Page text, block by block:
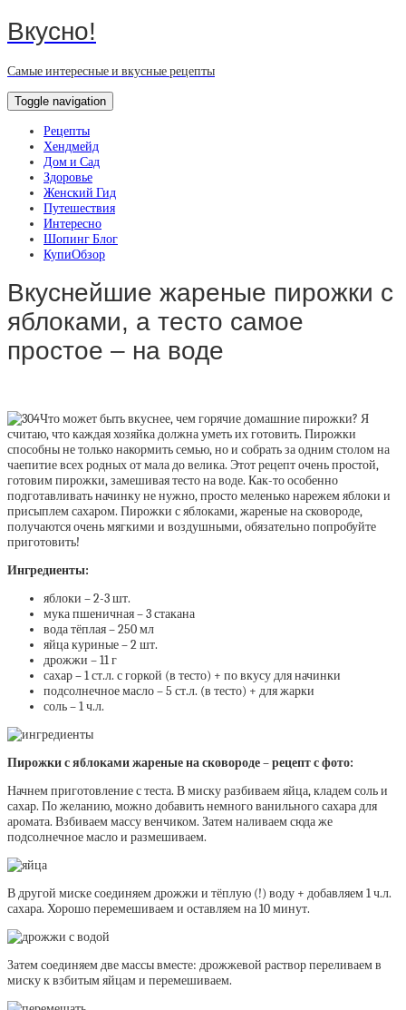
Вкусно!
Самые интересные и вкусные рецепты
Toggle navigation
Рецепты
Хендмейд
Дом и Сад
Здоровье
Женский Гид
Путешествия
Интересно
Шопинг Блог
КупиОбзор
Вкуснейшие жареные пирожки с
яблоками, а тесто самое
простое – на воде
Что может быть вкуснее, чем горячие домашние пирожки? Я
считаю, что каждая хозяйка должна уметь их готовить. Пирожки
способны не только накормить семью, но и собрать за одним столом на
чаепитие всех родных от мала до велика. Этот рецепт очень простой,
готовим пирожки, замешивая тесто на воде. Как-то особенно
подготавливать начинку не нужно, просто меленько нарежем яблоки и
присыплем сахаром. Пирожки с яблоками, жареные на сковороде,
получаются очень мягкими и воздушными, обязательно попробуйте
приготовить!
Ингредиенты:
яблоки – 2-3 шт.
мука пшеничная – 3 стакана
вода тёплая – 250 мл
яйца куриные – 2 шт.
дрожжи – 11 г
сахар – 1 ст.л. с горкой (в тесто) + по вкусу для начинки
подсолнечное масло – 5 ст.л. (в тесто) + для жарки
соль – 1 ч.л.
Пирожки с яблоками жареные на сковороде – рецепт с фото:
Начнем приготовление с теста. В миску разбиваем яйца, кладем соль и
сахар. По желанию, можно добавить немного ванильного сахара для
аромата. Взбиваем массу венчиком. Затем наливаем сюда же
подсолнечное масло и размешиваем.
В другой миске соединяем дрожжи и тёплую (!) воду + добавляем 1 ч.л.
сахара. Хорошо перемешиваем и оставляем на 10 минут.
Затем соединяем две массы вместе: дрожжевой раствор переливаем в
миску к взбитым яйцам и перемешиваем.